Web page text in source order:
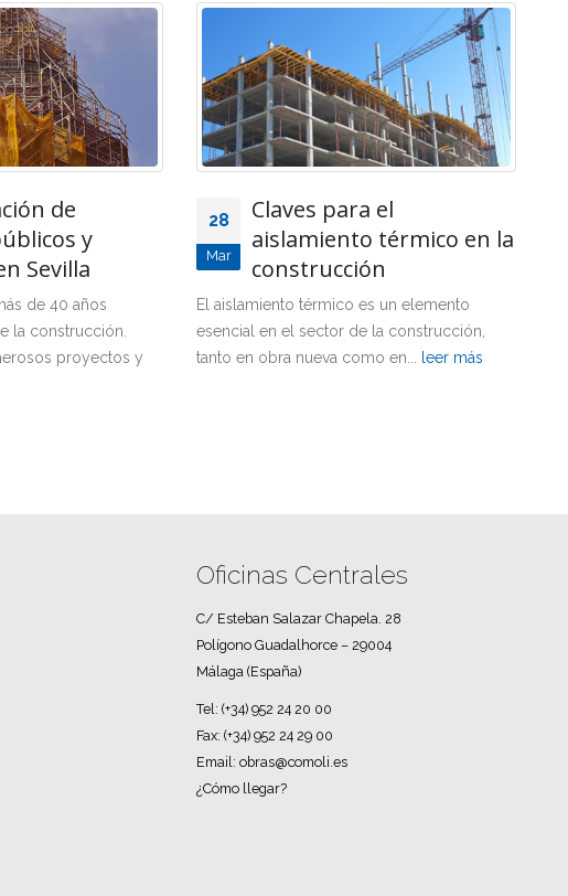
el
térmico en la
un elemento
la construcción,
en...leer más
21
Dic
La construcción en altura
La construcción en altura ha
marcado un hito en la evolución de
la arquitectura y el desarrollo urbano,
llevando...leer más
Oficinas Centrales
C/ Esteban Salazar Chapela. 28
Polígono Guadalhorce – 29004
Málaga (España)
Tel: (+34) 952 24 20 00
Fax: (+34) 952 24 29 00
Email: obras@comoli.es
¿Cómo llegar?